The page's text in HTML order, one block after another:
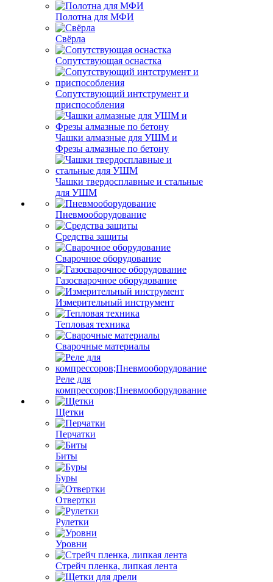
Полотна для МФИ
Свёрла
Сопутствующая оснастка
Сопутствующий интструмент и
приспособления
Чашки алмазные для УШМ и
Фрезы алмазные по бетону
Чашки твердосплавные и стальные
для УШМ
Пневмооборудование
Средства защиты
Сварочное оборудование
Газосварочное оборудование
Измерительный инструмент
Тепловая техника
Сварочные материалы
Реле для
компрессоров;Пневмооборудование
Щетки
Перчатки
Биты
Буры
Отвертки
Рулетки
Уровни
Стрейч пленка, липкая лента